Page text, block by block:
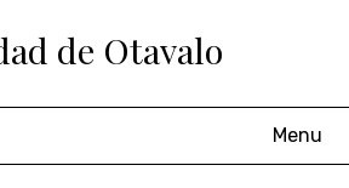
de Otavalo
Menu